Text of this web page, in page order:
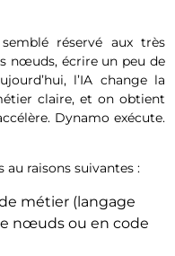
réservé aux très
nœuds, écrire un peu de
l’IA change la
claire, et on obtient
Dynamo exécute.
au raisons suivantes :
métier (langage
nœuds ou en code